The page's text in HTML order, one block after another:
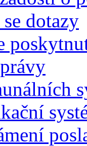
dotazy